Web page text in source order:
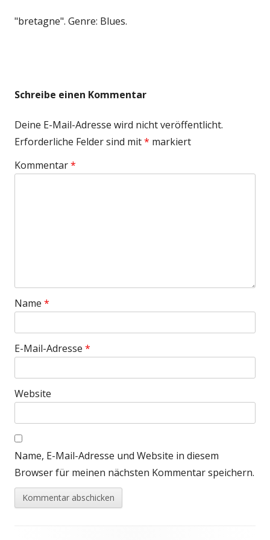
"bretagne". Genre: Blues.
Schreibe einen Kommentar
Deine E-Mail-Adresse wird nicht veröffentlicht.
Erforderliche Felder sind mit* markiert
Kommentar*
Name *
E-Mail-Adresse *
Website
Name, E-Mail-Adresse und Website in diesem
Browser für meinen nächsten Kommentar speichern.